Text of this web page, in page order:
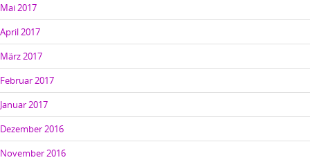
Mai 2017
April 2017
März 2017
Februar 2017
Januar 2017
Dezember 2016
November 2016